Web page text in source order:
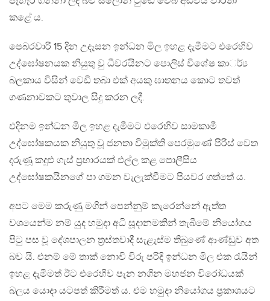
කළේ ය.
පෙබරවාරි 15 දින උදෑසන ඉන්ධන මිල ඉහළ දැමීමට එරෙහිව
උද්ඝෝෂනයක නියුතු වු ධීවරයිනට පොලිස් විශේෂ කාර්්‍ය
බලකාය විසින් වෙඩි තබා එක් අයකු ඝාතනය කොට තවත්
ගණනාවකට තුවාල සිදු කරන ලදී.
එදිනම ඉන්ධන මිල ඉහළ දැමීමට එරෙහිව සාමකාමී
උද්ඝෝෂකයක නියුතු වූ ජනතා විමුක්ති පෙරමුණේ පිරිස් වෙත
දරුණූ කදුළු ගැස් ප්‍රහාරයක් එල්ල කළ පොලීසිය
උද්ඝෝෂකයිනගේ පා ගමන වැලැක්වීමට පියවර ගත්තේ ය.
අපට මෙම කරුණු මගින් පෙන්නුම් කැරෙන්නේ ඇත්ත
වශයෙන්ම නම් යුද හමුදා අධි සූදානමකින් තැබීමේ නියෝගය
පිටු පස වූ දේශපාලන ත්‍රස්තවාදී සැළැස්ම තිබුණේ ආණ්ඩුව අත
බව යි. එනම් මේ තාක් නොවි විරු පරිදි ඉන්ධන මිල එක රැයින්
ඉහළ දැමීමත් ඊට එරෙහිව පැන නගින මහජන විරෝධයක්
බලය යොදා යටපත් කිරීමත් ය. එම හමුදා නියෝගය ප්‍රකාශයට